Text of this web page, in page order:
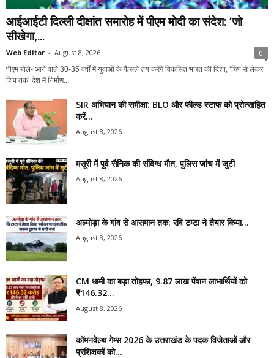
आईआईटी दिल्ली दीक्षांत समारोह में पीएम मोदी का संदेश: ‘जो
सीखेगा,...
Web Editor - August 8, 2026 0
पीएम बोले- आने वाले 30-35 वर्षों में युवाओं के फैसले तय करेंगे विकसित भारत की दिशा, ‘चिप से लेकर
शिप तक’ देश में निर्माण...
SIR अभियान की समीक्षा: BLO और फील्ड स्टाफ को प्रोत्साहित
करें...
August 8, 2026
मसूरी में पूर्व सैनिक की संदिग्ध मौत, पुलिस जांच में जुटी
August 8, 2026
अल्मोड़ा के गांव से आसमान तक: रवि टम्टा ने तैयार किया...
August 8, 2026
CM धामी का बड़ा तोहफा, 9.87 लाख पेंशन लाभार्थियों को
₹146.32...
August 8, 2026
कॉमनवेल्थ गेम्स 2026 के उत्तराखंड के पदक विजेताओं और
प्रशिक्षकों को...